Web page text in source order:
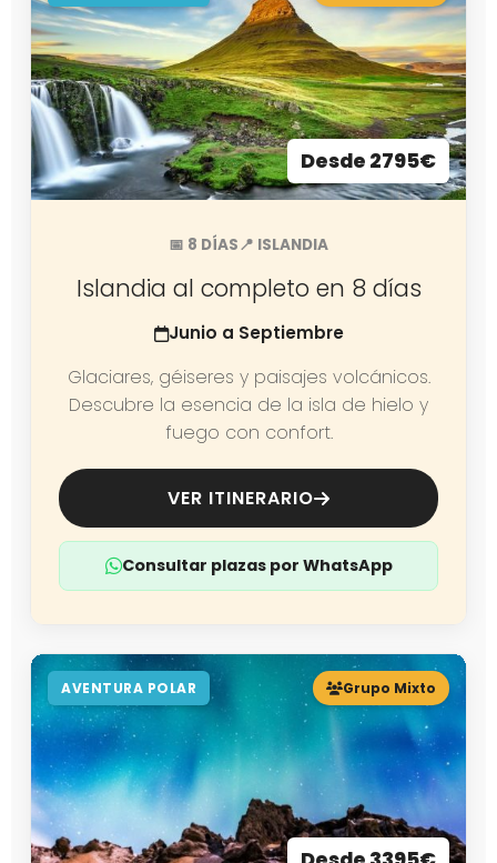
Desde 2795€
📅 8 DÍAS📍 ISLANDIA
Islandia al completo en 8 días
Junio a Septiembre
Glaciares, géiseres y paisajes volcánicos.
Descubre la esencia de la isla de hielo y
fuego con confort.
VER ITINERARIO
Consultar plazas por WhatsApp
AVENTURA POLAR Grupo Mixto